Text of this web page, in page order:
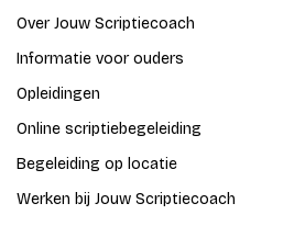
Over Jouw Scriptiecoach
Informatie voor ouders
Opleidingen
Online scriptiebegeleiding
Begeleiding op locatie
Werken bij Jouw Scriptiecoach